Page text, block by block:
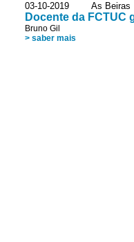
03-10-2019 As Beiras
Docente da FCTUC
Bruno Gil
> saber mais